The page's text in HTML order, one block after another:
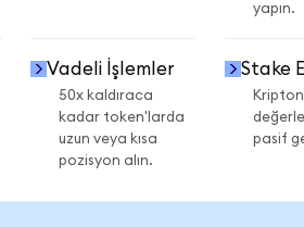
yapın.
Vadeli İşlemler
50x kaldıraca
kadar token'larda
uzun veya kısa
pozisyon alın.
Stake
pasif